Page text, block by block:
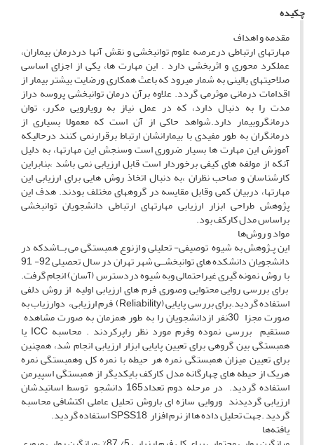
چکیده
مقدمه و اهداف
مهارتهای ارتباطی درعرصه علوم توانبخشی و نقش آنها دردرمان بیماران،
عملکرد محوری و اثربخشی دارد . این مهارت ها، یکی از اجزای اساسی
صلاحیتهای بالینی به شمار میرود که باعث همکاری ورضایت بیشتر بیمار از
اقدامات درمانی موثرمی گردد. علاوه برآن درمان توانبخشی پروسه دراز
مدت را به دنبال دارد، که در عمل نیاز به رویارویی مکرر، توان
درمانگروبیمار دارد.شواهد حاکی از آن است که معمولا بسیاری از
درمانگران به طور مفیدی با بیمارانشان ارتباط برقرارنمی کنند درحالیکه
آموزش این مهارت ها بسیار ضروری است وسنجش این مهارتها، به دلیل
آنکه از مولفه های کیفی برخوردار است قابل ارزیابی نمی باشد ،بنابراین
کارشناسان و صاحب نظران ،به دنبال اتخاذ روش هایی برای ارزیابی این
مهارتها، دربیان کمی وقابل مقایسه در گروههای مختلف بودند. هدف این
پژوهش طراحی ابزار ارزیابی مهارتهای ارتباطی دانشجویان توانبخشی
براساس مدل کارکف بود.
مواد و روش‌ها
این پـژوهش به شیوه توصیفی- تحلیلی و ازنوع همبستگی می بــاشدکه در
دانشجویان دانشکده های توانبخشــی شهر تهران در سال تحصیلی 92- 91
با روش نمونه گیری غیراحتمالی وبه شیوه دردسترس (آسان) انجام گرفت.
برای بررسی روایی محتوایی وصوری فرم های ارزیابی اولیه از روش دلفی
استفاده گردید.برای بررسی پایایی (Reliability) فرم ارزیابی، دوارزیاب به
صورت مجزا 30نفر ازدانشجویان را به طور همزمان به صورت مشاهده
مستقیم بررسی نموده وفرم مورد نظر راپرکردند . محاسبه ICC یا
همبستگی بین گروهی برای تعیین پایایی ابزار ارزیابی انجام شد، همچنین
برای تعیین میزان همبستگی نمره هر حیطه با نمره کل وهمبستگی نمره
هریک از حیطه های چهارگانه مدل کارکف بایکدیگر از همبستگی اسپیرمن
استفاده گردید. در مرحله دوم تعداد165 دانشجو توسط اساتیدشان
ارزیابی گردیدند وروایی سازه ای باروش تحلیل عاملی اکتشافی محاسبه
گردید .جهت تحلیل داده ها از نرم افزار SPSS18 استفاده گردید.
یافته‌ها